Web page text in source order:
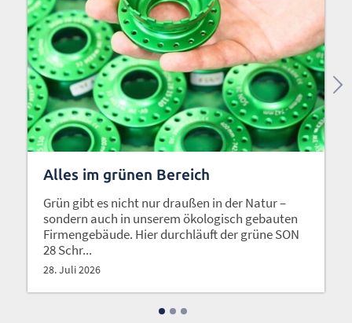
Alles im grünen Bereich
Grün gibt es nicht nur draußen in der Natur –
sondern auch in unserem ökologisch gebauten
Firmengebäude. Hier durchläuft der grüne SON
28 Schr...
28. Juli 2026